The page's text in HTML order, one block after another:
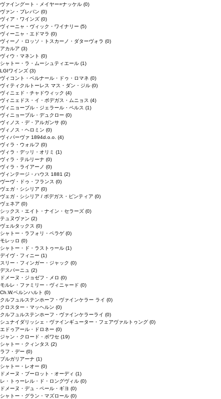
ヴァイングート・メイヤー=ナッケル (0)
ヴァン・ブレバン (0)
ヴィア・ワインズ (0)
ヴィーニャ・ヴィック・ワイナリー (5)
ヴィーニャ・エドマラ (0)
ヴィーノ・ロッソ・トスカーノ・ダターヴォラ (0)
アカルア (3)
ヴィウ・マネント (0)
シャトー・ラ・ムーシュティエール (1)
LGIワインズ (3)
ヴィコント・ベルナール・ドゥ・ロマネ (0)
ヴィティクルトーレス マス・ダン・ジル (0)
ヴィニェド・チャドウィック (4)
ヴィニェドス・イ・ボデガス・ムニョス (4)
ヴィニョーブル・ジェラール・ペルス (1)
ヴィニョーブル・デュクロー (0)
ヴィノス・デ・アルガンサ (0)
ヴィノス・ヘロミン (0)
ヴィパーヴァ 1894d.o.o. (4)
ヴィラ・ウォルフ (0)
ヴィラ・デッリ・オリミ (1)
ヴィラ・テルリーナ (0)
ヴィラ・ライアーノ (0)
ヴィンテージ・ハウス 1881 (2)
ヴーヴ・ドゥ・フランス (0)
ヴェガ・シシリア (0)
ヴェガ・シシリア / ボデガス・ピンティア (0)
ヴェネア (0)
シックス・エイト・ナイン・セラーズ (0)
テュヌヴァン (2)
ヴェルタックス (0)
シャトー・ラフォリ・ペラゲ (0)
モレッロ (0)
シャトー・ド・ラストゥール (1)
デイヴ・フィニー (1)
スリー・フィンガー・ジャック (0)
デスパーニュ (2)
ドメーヌ・ジョゼフ・メロ (0)
モルレ・ファミリー・ヴィニャード (0)
Ch.W.ベルンハルト (0)
クルフュルステンホーフ・ヴァインケラー ライ (0)
クロスター・マッヘルン (0)
クルフュルステンホーフ・ヴァインケラーライ (0)
シュナイダリッシェ・ヴァインギューター・フェアヴァルトゥング (0)
エドゥアール・ドロネー (0)
ジャン・クロード・ボワセ (19)
シャトー・クィンタス (2)
ラフ・デー (0)
ブルガリアーナ (1)
シャトー・レオー (0)
ドメーヌ・ブーロット・オーディ (1)
レ・トゥーレル・ド・ロングヴィル (0)
ドメーヌ・デュ・ペール・ギヨ (0)
シャトー・グラン・マズロール (0)